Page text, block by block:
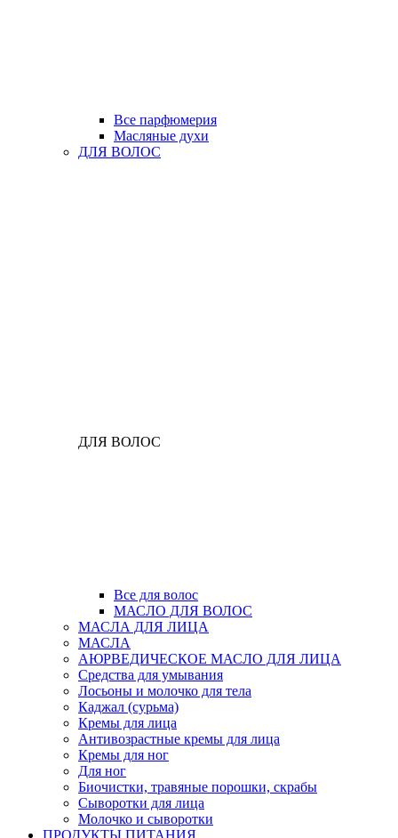
Все парфюмерия
Масляные духи
ДЛЯ ВОЛОС
ДЛЯ ВОЛОС
Все для волос
МАСЛО ДЛЯ ВОЛОС
МАСЛА ДЛЯ ЛИЦА
МАСЛА
АЮРВЕДИЧЕСКОЕ МАСЛО ДЛЯ ЛИЦА
Средства для умывания
Лосьоны и молочко для тела
Каджал (сурьма)
Кремы для лица
Антивозрастные кремы для лица
Кремы для ног
Для ног
Биочистки, травяные порошки, скрабы
Сыворотки для лица
Молочко и сыворотки
ПРОДУКТЫ ПИТАНИЯ